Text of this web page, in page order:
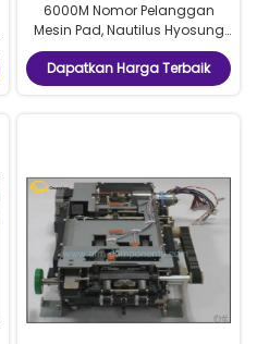
6000M Nomor Pelanggan
Mesin Pad, Nautilus Hyosung
Atm Skimmer Pinpad
Dapatkan Harga Terbaik